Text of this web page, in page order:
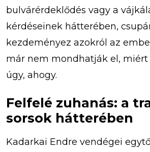
bulvárérdeklődés vagy a
kérdéseinek hátterében,
kezdeményez azokról az
már nem mondhatják el,
úgy, ahogy.
Felfelé zuhanás: a
sorsok hátterében
Kadarkai Endre vendégei